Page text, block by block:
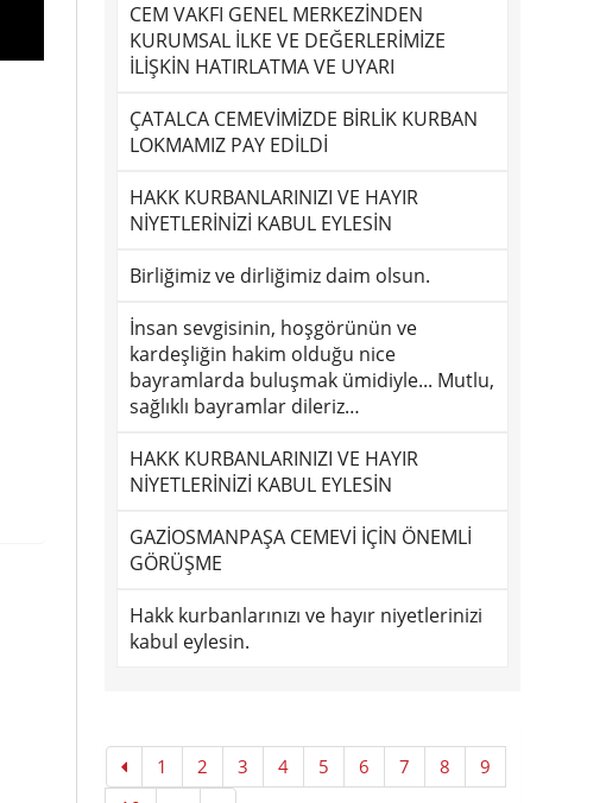
CEM VAKFI GENEL MERKEZİNDEN
KURUMSAL İLKE VE DEĞERLERİMİZE
İLİŞKİN HATIRLATMA VE UYARI
ÇATALCA CEMEVİMİZDE BİRLİK KURBAN
LOKMAMIZ PAY EDİLDİ
HAKK KURBANLARINIZI VE HAYIR
NİYETLERİNİZİ KABUL EYLESİN
Birliğimiz ve dirliğimiz daim olsun.
İnsan sevgisinin, hoşgörünün ve
kardeşliğin hakim olduğu nice
bayramlarda buluşmak ümidiyle... Mutlu,
sağlıklı bayramlar dileriz…
HAKK KURBANLARINIZI VE HAYIR
NİYETLERİNİZİ KABUL EYLESİN
GAZİOSMANPAŞA CEMEVİ İÇİN ÖNEMLİ
GÖRÜŞME
Hakk kurbanlarınızı ve hayır niyetlerinizi
kabul eylesin.
1 2 3 4 5 6 7 8
9